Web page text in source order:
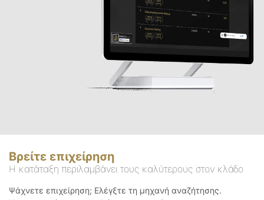
Βρείτε επιχείρηση
Η κατάταξη περιλαμβάνει τους καλύτερους στον κλάδο
Ψάχνετε επιχείρηση; Ελέγξτε τη μηχανή αναζήτησης.